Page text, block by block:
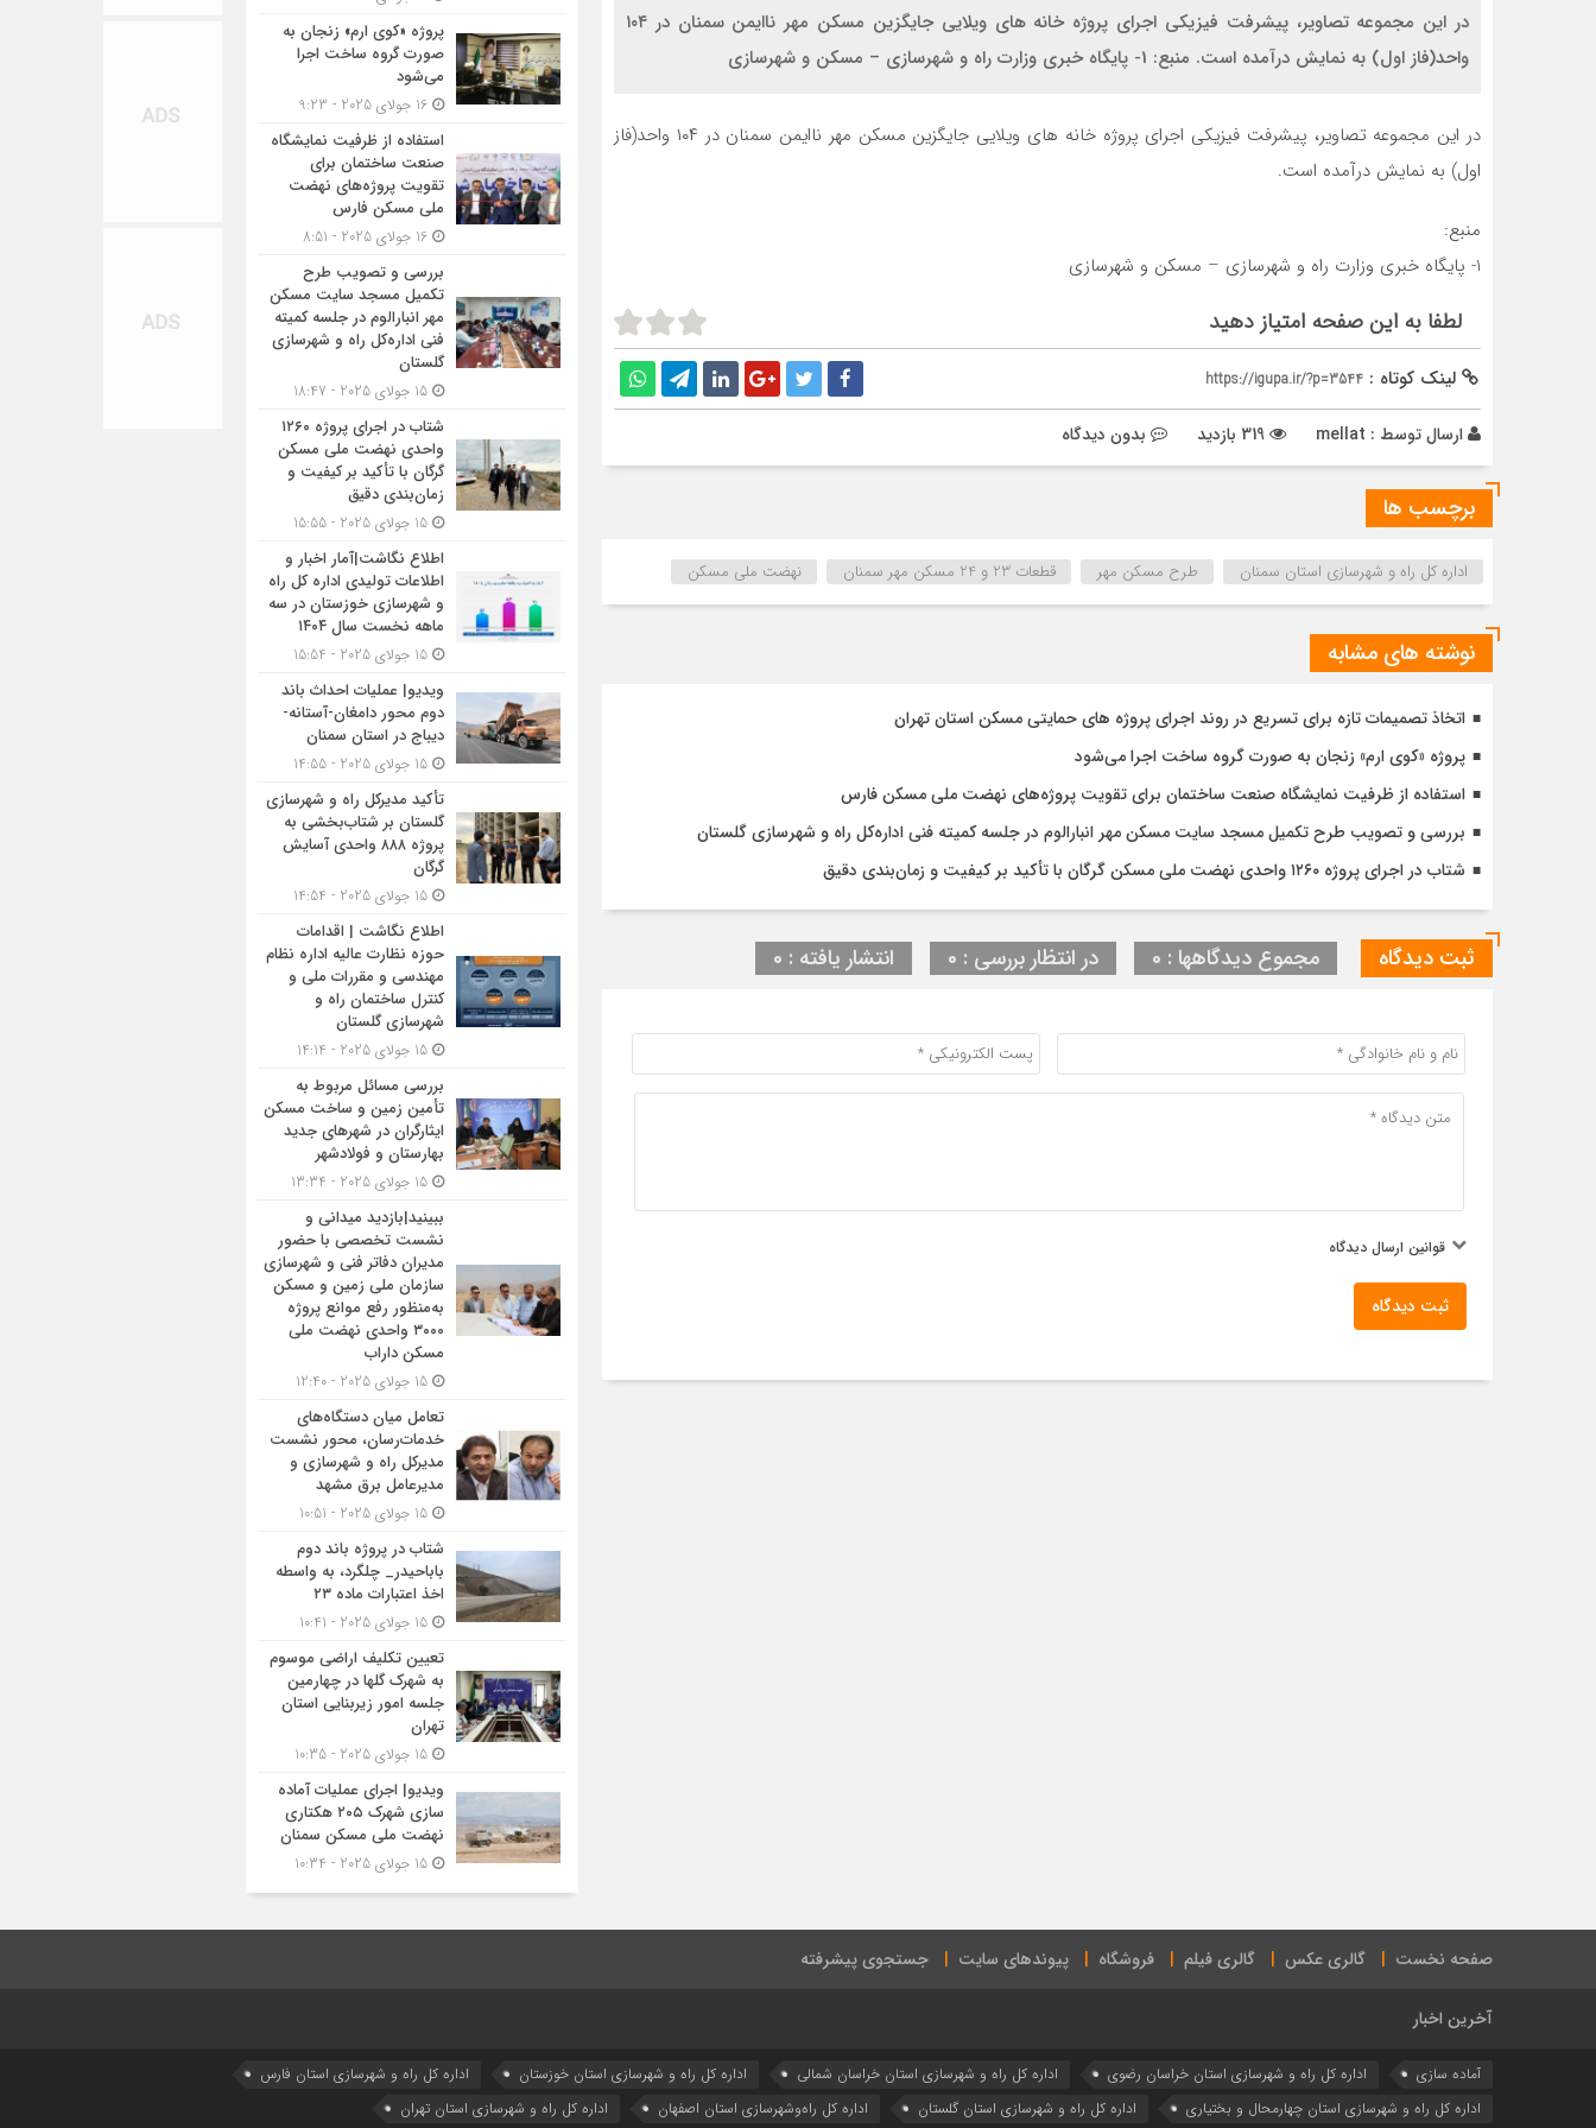
در این مجموعه تصاویر، پیشرفت فیزیکی اجرای پروژه خانه های ویلایی جایگزین مسکن مهر ناایمن سمنان در ۱۰۴
واحد(فاز اول) به نمایش درآمده است. منبع: 1- پایگاه خبری وزارت راه و شهرسازی – مسکن و شهرسازی
در این مجموعه تصاویر، پیشرفت فیزیکی اجرای پروژه خانه های ویلایی جایگزین مسکن مهر ناایمن سمنان در ۱۰۴ واحد(فاز
اول) به نمایش درآمده است.
منبع:
1- پایگاه خبری وزارت راه و شهرسازی – مسکن و شهرسازی
لطفا به این صفحه امتیاز دهید
لینک کوتاه : https://igupa.ir/?p=3544
ارسال توسط : mellat بدون دیدگاه
برچسب ها
اداره کل راه و شهرسازی استان سمنان طرح مسکن مهر قطعات 23 و 24 مسکن مهر سمنان نهضت ملی مسکن
نوشته های مشابه
اتخاذ تصمیمات تازه برای تسریع در روند اجرای پروژه های حمایتی مسکن استان تهران
پروژه «کوی ارم» زنجان به صورت گروه ساخت اجرا می‌شود
استفاده از ظرفیت نمایشگاه صنعت ساختمان برای تقویت پروژه‌های نهضت ملی مسکن فارس
بررسی و تصویب طرح تکمیل مسجد سایت مسکن مهر انبارالوم در جلسه کمیته فنی اداره‌کل راه و شهرسازی گلستان
شتاب در اجرای پروژه ۱۲۶۰ واحدی نهضت ملی مسکن گرگان با تأکید بر کیفیت و زمان‌بندی دقیق
ثبت دیدگاه مجموع دیدگاهها : 0 در انتظار بررسی : 0 انتشار یافته : 0
قوانین ارسال دیدگاه
ثبت دیدگاه
پروژه «کوی ارم» زنجان به
صورت گروه ساخت اجرا
می‌شود
استفاده از ظرفیت نمایشگاه
صنعت ساختمان برای
تقویت پروژه‌های نهضت
ملی مسکن فارس
بررسی و تصویب طرح
تکمیل مسجد سایت مسکن
مهر انبارالوم در جلسه کمیته
فنی اداره‌کل راه و شهرسازی
گلستان
شتاب در اجرای پروژه ۱۲۶۰
واحدی نهضت ملی مسکن
گرگان با تأکید بر کیفیت و
زمان‌بندی دقیق
اطلاع نگاشت|آمار اخبار و
اطلاعات تولیدی اداره کل راه
و شهرسازی خوزستان در سه
ماهه نخست سال ۱۴۰۴
ویدیو| عملیات احداث باند
دوم محور دامغان-آستانه-
دیباج در استان سمنان
تأکید مدیرکل راه و شهرسازی
گلستان بر شتاب‌بخشی به
پروژه ۸۸۸ واحدی آسایش
گرگان
اطلاع نگاشت | اقدامات
حوزه نظارت عالیه اداره نظام
مهندسی و مقررات ملی و
کنترل ساختمان راه و
شهرسازی گلستان
بررسی مسائل مربوط به
تأمین زمین و ساخت مسکن
ایثارگران در شهرهای جدید
بهارستان و فولادشهر
ببینید|بازدید میدانی و
نشست تخصصی با حضور
مدیران دفاتر فنی و شهرسازی
سازمان ملی زمین و مسکن
به‌منظور رفع موانع پروژه
۳۰۰۰ واحدی نهضت ملی
مسکن داراب
تعامل میان دستگاه‌های
خدمات‌رسان، محور نشست
مدیرکل راه و شهرسازی و
مدیرعامل برق مشهد
شتاب در پروژه باند دوم
باباحیدر_ چلگرد، به واسطه
اخذ اعتبارات ماده ۲۳
تعیین تکلیف اراضی موسوم
به شهرک گلها در چهارمین
جلسه امور زیربنایی استان
تهران
ویدیو| اجرای عملیات آماده
سازی شهرک ۲۰۵ هکتاری
نهضت ملی مسکن سمنان
صفحه نخست گالری عکس گالری فیلم فروشگاه پیوندهای سایت جستجوی پیشرفته
آخرین اخبار
آماده سازی اداره كل راه و شهرسازي استان خراسان رضوي اداره كل راه و شهرسازي استان خراسان شمالي اداره كل راه و شهرسازي استان خوزستان
اداره كل راه و شهرسازي استان فارس
اداره كل راه و شهرسازي استان چهارمحال و بختياري
اداره كل راه و شهرسازي استان گلستان اداره كل راه‌و‌شهرسازي استان اصفهان اداره کل راه و شهرسازی استان تهران